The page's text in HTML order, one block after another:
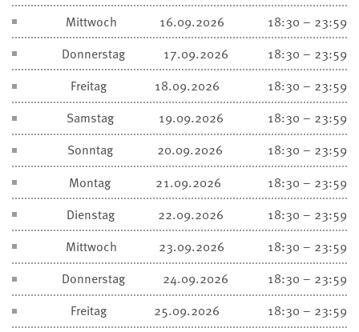
Mittwoch
16.09.2026
18:30 – 23:59
Donnerstag
17.09.2026
18:30 – 23:59
Freitag
18.09.2026
18:30 – 23:59
Samstag
19.09.2026
18:30 – 23:59
Sonntag
20.09.2026
18:30 – 23:59
Montag
21.09.2026
18:30 – 23:59
Dienstag
22.09.2026
18:30 – 23:59
Mittwoch
23.09.2026
18:30 – 23:59
Donnerstag
24.09.2026
18:30 – 23:59
Freitag
25.09.2026
18:30 – 23:59